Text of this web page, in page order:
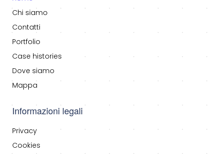
Chi siamo
Contatti
Portfolio
Case histories
Dove siamo
Mappa
Informazioni legali
Privacy
Cookies